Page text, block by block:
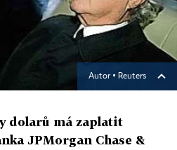
Autor ▪ Reuters
dolarů má zaplatit
JPMorgan Chase &